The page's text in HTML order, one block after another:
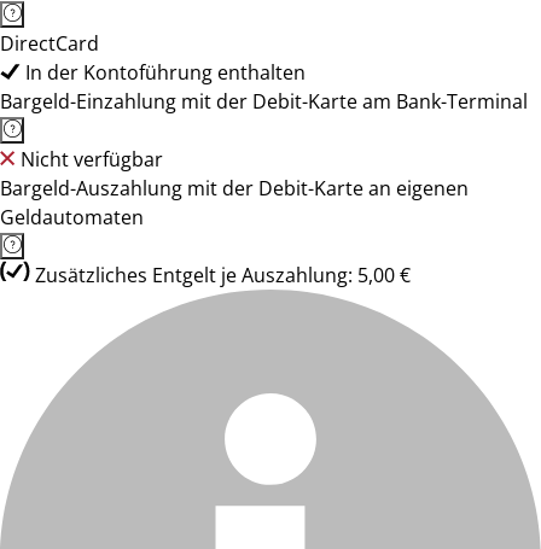
DirectCard
In der Kontoführung enthalten
Bargeld-Einzahlung mit der Debit-Karte am Bank-Terminal
Nicht verfügbar
Bargeld-Auszahlung mit der Debit-Karte an eigenen
Geldautomaten
Zusätzliches Entgelt je Auszahlung: 5,00 €